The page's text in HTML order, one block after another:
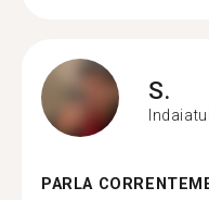
S.
PARLA